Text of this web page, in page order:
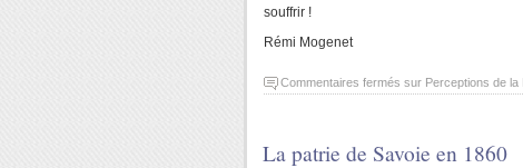
souffrir !
Rémi Mogenet
Commentaires fermés sur Perceptions de la
La patrie de Savoie en 1860